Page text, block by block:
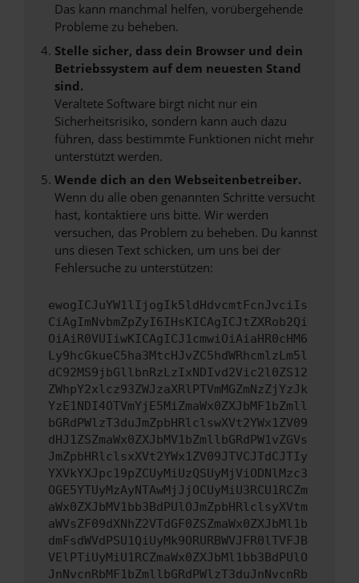
Das kann manchmal helfen, vorübergehende
Probleme zu beheben.
Stelle sicher, dass dein Browser und dein
Betriebssystem auf dem neuesten Stand
sind.
Veraltete Software birgt nicht nur ein
Sicherheitsrisiko, sondern kann auch dazu
führen, dass bestimmte Funktionen nicht mehr
unterstützt werden.
Wende dich an den Webseitenbetreiber.
Wenn du alle oben genannten Schritte versucht
hast, kontaktiere uns bitte. Wir werden
versuchen, das Problem zu beheben. Du kannst
uns diesen Text schicken, um uns bei der
Fehlersuche zu unterstützen:
ewogICJuYW1lIjogIk5ldHdvcmtFcnJvciIs
CiAgImNvbmZpZyI6IHsKICAgICJtZXRob2Qi
OiAiR0VUIiwKICAgICJ1cmwiOiAiaHR0cHM6
Ly9hcGkueC5ha3MtcHJvZC5hdWRhcmlzLm5l
dC92MS9jbGllbnRzLzIxNDIvd2Vic2l0ZS12
ZWhpY2xlcz93ZWJzaXRlPTVmMGZmNzZjYzJk
YzE1NDI4OTVmYjE5MiZmaWx0ZXJbMF1bZmll
bGRdPWlzT3duJmZpbHRlclswXVt2YWx1ZV09
dHJ1ZSZmaWx0ZXJbMV1bZmllbGRdPW1vZGVs
JmZpbHRlclsxXVt2YWx1ZV09JTVCJTdCJTIy
YXVkYXJpc19pZCUyMiUzQSUyMjViODNlMzc3
OGE5YTUyMzAyNTAwMjJjOCUyMiU3RCU1RCZm
aWx0ZXJbMV1bb3BdPUlOJmZpbHRlclsyXVtm
aWVsZF09dXNhZ2VTdGF0ZSZmaWx0ZXJbMl1b
dmFsdWVdPSU1QiUyMk9ORURBWVJFR0lTVFJB
VElPTiUyMiU1RCZmaWx0ZXJbMl1bb3BdPUlO
JnNvcnRbMF1bZmllbGRdPWlzT3duJnNvcnRb